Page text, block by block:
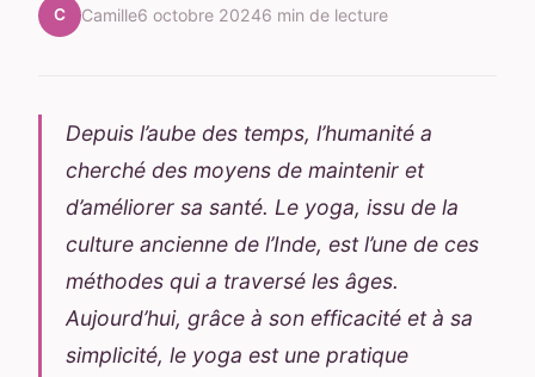
C Camille6 octobre 20246 min de lecture
Depuis l’aube des temps, l’humanité a
cherché des moyens de maintenir et
d’améliorer sa santé. Le yoga, issu de la
culture ancienne de l’Inde, est l’une de ces
méthodes qui a traversé les âges.
Aujourd’hui, grâce à son efficacité et à sa
simplicité, le yoga est une pratique